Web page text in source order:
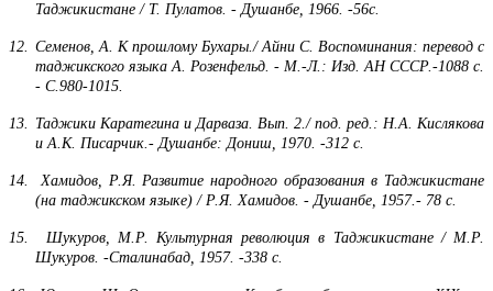
Таджикистане / Т. Пулатов. - Душанбе, 1966. -56с.
12. Семенов, А. К прошлому Бухары./ Айни С. Воспоминания: перевод с
таджикского языка А. Розенфельд. - М.-Л.: Изд. АН СССР.-1088 с.
- С.980-1015.
13. Таджики Каратегина и Дарваза. Вып. 2./ под. ред.: Н.А. Кислякова
и А.К. Писарчик.- Душанбе: Дониш, 1970. -312 с.
14.
Хамидов, Р.Я. Развитие народного образования в Таджикистане
(на таджикском языке) / Р.Я. Хамидов. - Душанбе, 1957.- 78 с.
15.
Шукуров, М.Р. Культурная революция в Таджикистане / М.Р.
Шукуров. -Сталинабад, 1957. -338 с.